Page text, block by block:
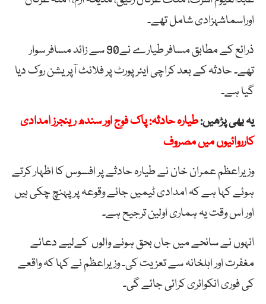
اوراسماشہزادی شامل تھے۔
ذرائع کے مطابق مسافر طیارے نے90 سے زائد مسافر سوار
تھے۔ حادثہ کے بعد کراچی ایئرپورٹ پر فلائٹ آپریشن روک دیا
گیا ہے۔
یہ بھی پڑھیں:طیارہ حادثہ: پاک فوج اور سندھ رینجرز امدادی
کارروائیوں میں مصروف
وزیراعظم عمران خان نے طیارہ حادثے پر افسوس کا اظہار کرتے
ہوئے کہا ہے کہ امدادی ٹیمیں جائے وقوعہ پر پہنچ چکی ہیں
اور اس وقت یہ ہماری اولین ترجیح ہے۔
انہوں نے سانحے میں جاں بحق ہونے والوں کےلیے دعائے
مغفرت اور اہلخانہ سے تعزیت کی۔ وزیراعظم نے کہا کہ واقعے
کی فوری انکوائری کرائی جائے گی۔